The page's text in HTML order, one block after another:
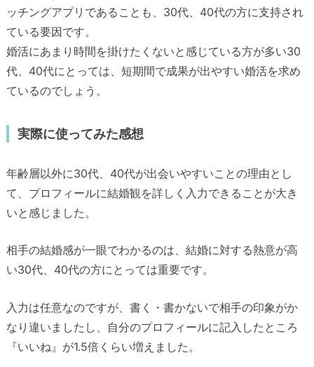
ッチングアプリであることも、30代、40代の方に支持され
ている要因です。
婚活にあまり時間を掛けたくないと感じている方が多い30
代、40代にとっては、短期間で成果が出やすい婚活を求め
ているのでしょう。
実際に使ってみた感想
年齢層以外に30代、40代が出会いやすいことの理由とし
て、プロフィールに結婚観を詳しく入力できることが大き
いと感じました。
相手の結婚感が一眼でわかるのは、結婚に対する熱意が高
い30代、40代の方にとっては重要です。
入力は任意なのですが、書く・書かないで相手の印象がか
なり違いましたし、自分のプロフィールに記入したところ
『いいね』が1.5倍くらい増えました。